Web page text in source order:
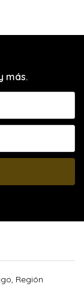
más.
Región